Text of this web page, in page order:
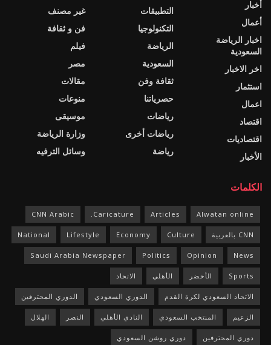
أخبار
أعمال
اخبار الرياضة
السعودية
اخر الاخبار
استثمار
اعمال
اقتصاد
اقتصاديات
الأخبار
التطبيقات
التكنولوجيا
الرياضة
السعودية
ثقافة وفن
حصرياتنا
رياضات
رياضات أخرى
رياضة
غير مصنف
فن و ثقافة
فيلم
مصر
مقالات
منوعات
موسيقى
وزارة الرياضة
وسائل الترفيه
الكلمات
Alwatan online
Articles
Caricature.
CNN Arabic
CNN بالعربية Culture
Economy
Lifestyle
National
News
Opinion
Politics
Saudi Arabia Newspaper
Sports الأخضر الأهلي الاتحاد
الاتحاد السعودي لكرة القدم الدوري السعودي الدوري المحترفين
الزعيم المنتخب السعودي النادي الأهلي النصر الهلال
دوري المحترفين دوري روشن السعودي